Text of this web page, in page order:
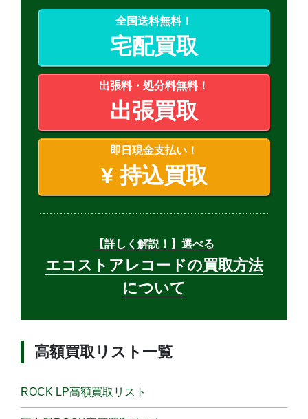
全国送料無料！
宅配買取
出張料・処分料無料！
出張買取
即日現金支払い！
¥持込買取
【詳しく解説！】選べる
エコストアレコードの買取方法
について
高額買取リスト一覧
ROCK LP高額買取リスト